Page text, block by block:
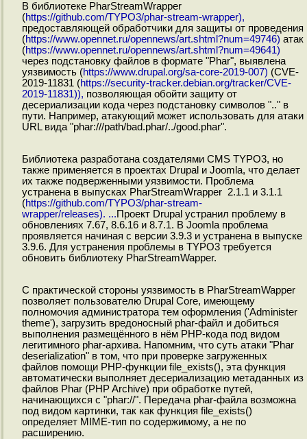
В библиотеке PharStreamWrapper
(https://github.com/TYPO3/phar-stream-wrapper),
предоставляющей обработчики для защиты от проведения
(https://www.opennet.ru/opennews/art.shtml?num=49746) атак
(https://www.opennet.ru/opennews/art.shtml?num=49641)
через подстановку файлов в формате "Phar", выявлена
уязвимость (https://www.drupal.org/sa-core-2019-007) (CVE-
2019-11831 (https://security-tracker.debian.org/tracker/CVE-
2019-11831)), позволяющая обойти защиту от
десериализации кода через подстановку символов ".." в
пути. Например, атакующий может использовать для атаки
URL вида "phar:///path/bad.phar/../good.phar".
Библиотека разработана создателями CMS TYPO3, но
также применяется в проектах Drupal и Joomla, что делает
их также подверженными уязвимости. Проблема
устранена в выпусках PharStreamWrapper 2.1.1 и 3.1.1
(https://github.com/TYPO3/phar-stream-
wrapper/releases). ...Проект Drupal устранил проблему в
обновлениях 7.67, 8.6.16 и 8.7.1. В Joomla проблема
проявляется начиная с версии 3.9.3 и устранена в выпуске
3.9.6. Для устранения проблемы в TYPO3 требуется
обновить библиотеку PharStreamWapper.
С практической стороны уязвимость в PharStreamWapper
позволяет пользователю Drupal Core, имеющему
полномочия администратора тем оформления ('Administer
theme'), загрузить вредоносный phar-файл и добиться
выполнения размещённого в нём PHP-кода под видом
легитимного phar-архива. Напомним, что суть атаки "Phar
deserialization" в том, что при проверке загруженных
файлов помощи PHP-функции file_exists(), эта функция
автоматически выполняет десериализацию метаданных из
файлов Phar (PHP Archive) при обработке путей,
начинающихся с "phar://". Передача phar-файла возможна
под видом картинки, так как функция file_exists()
определяет MIME-тип по содержимому, а не по
расширению.